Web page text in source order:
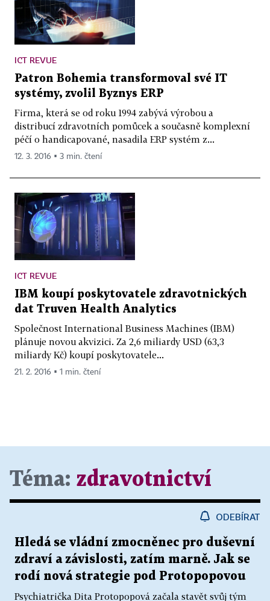
ICT REVUE
Patron Bohemia transformoval své IT
systémy, zvolil Byznys ERP
Firma, která se od roku 1994 zabývá výrobou a
distribucí zdravotních pomůcek a současně komplexní
péčí o handicapované, nasadila ERP systém z...
12. 3. 2016 ▪ 3 min. čtení
ICT REVUE
IBM koupí poskytovatele zdravotnických
dat Truven Health Analytics
Společnost International Business Machines (IBM)
plánuje novou akvizici. Za 2,6 miliardy USD (63,3
miliardy Kč) koupí poskytovatele...
21. 2. 2016 ▪ 1 min. čtení
Téma: zdravotnictví
ODEBÍRAT
Hledá se vládní zmocněnec pro duševní
zdraví a závislosti, zatím marně. Jak se
rodí nová strategie pod Protopopovou
Psychiatrička Dita Protopopová začala stavět svůj tým